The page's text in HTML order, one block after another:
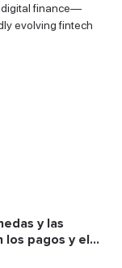
digital finance—
evolving fintech
y las
los pagos y el